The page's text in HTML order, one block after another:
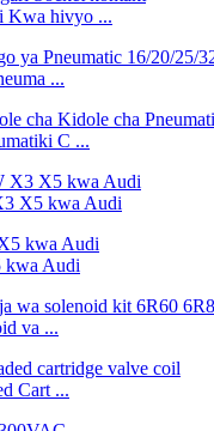
Kwa hivyo ...
...
C ...
X5 kwa Audi
kwa Audi
va ...
Cart ...